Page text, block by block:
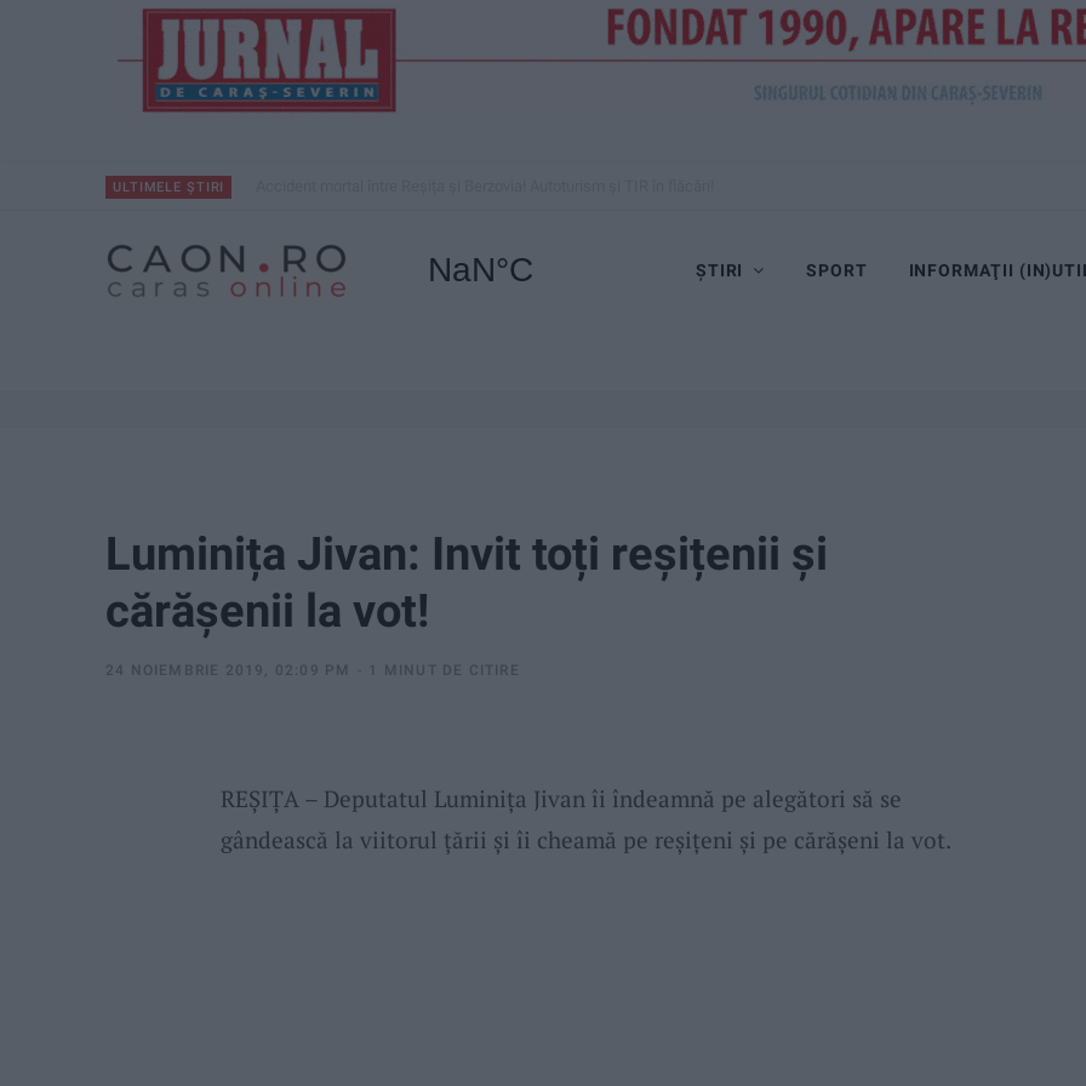
ULTIMELE ȘTIRI
ȘTIRI SPORT INFORMAŢII
Luminița Jivan: Invit toți reșițenii și
cărășenii la vot!
24 NOIEMBRIE 2019, 02:09 PM 1 MINUT DE CITIRE
REȘIȚA – Deputatul Luminița Jivan îi îndeamnă pe alegători să se
gândească la viitorul țării și îi cheamă pe reșițeni și pe cărășeni la vot.